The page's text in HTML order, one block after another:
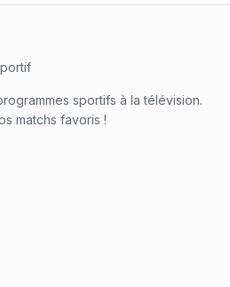
sportifs à la télévision.
matchs favoris !